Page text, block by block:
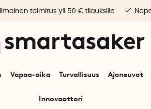
Vapaa-aika Turvallisuus Ajoneuvot
Innovaattori
Ilmainen toimitus yli 50 € tilauksille
Vapaa-aika Liikunta